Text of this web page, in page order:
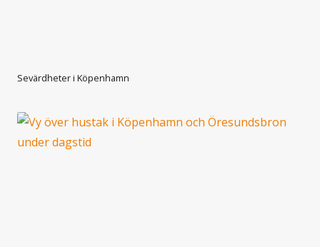
Sevärdheter i Köpenhamn